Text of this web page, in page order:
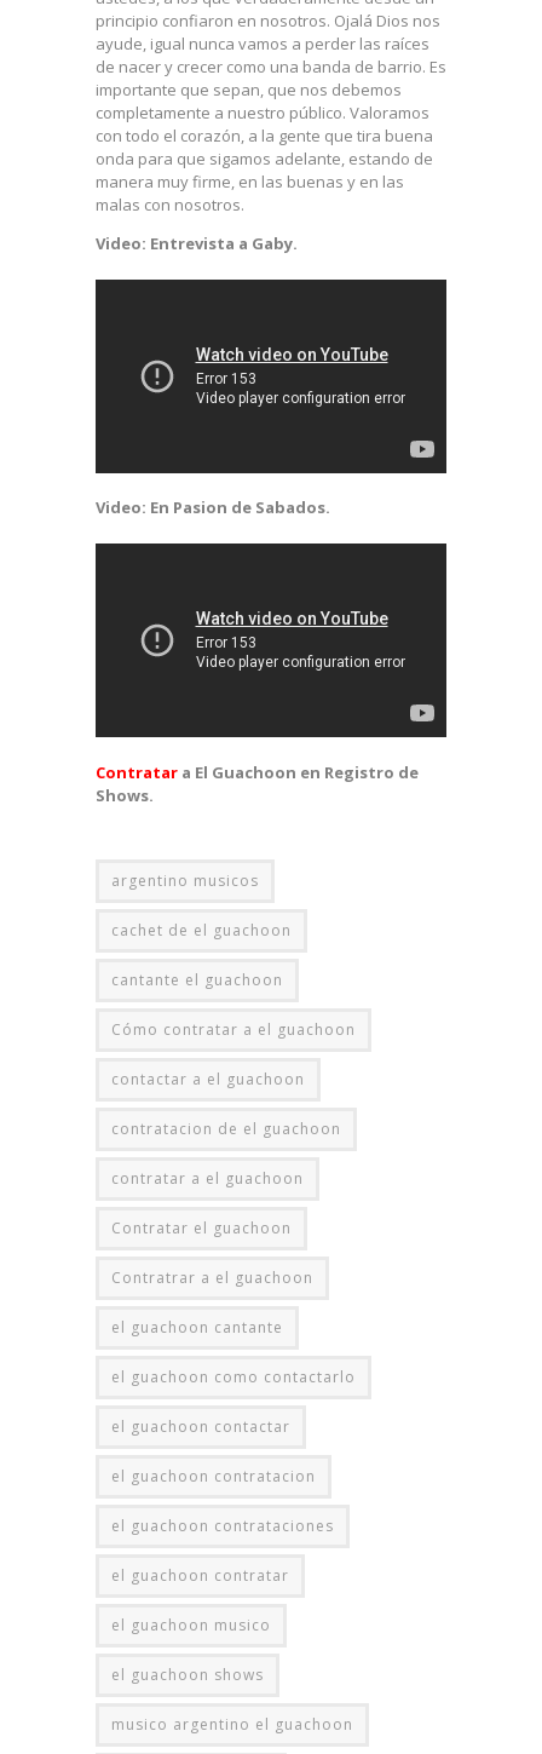
principio confiaron en nosotros. Ojalá Dios nos
ayude, igual nunca vamos a perder las raíces
de nacer y crecer como una banda de barrio. Es
importante que sepan, que nos debemos
completamente a nuestro público. Valoramos
con todo el corazón, a la gente que tira buena
onda para que sigamos adelante, estando de
manera muy firme, en las buenas y en las
malas con nosotros.
Video: Entrevista a Gaby.
Video: En Pasion de Sabados.
Contratar a El Guachoon en Registro de
Shows.
argentino musicos
cachet de el guachoon
cantante el guachoon
Cómo contratar a el guachoon
contactar a el guachoon
contratacion de el guachoon
contratar a el guachoon
Contratar el guachoon
Contratrar a el guachoon
el guachoon cantante
el guachoon como contactarlo
el guachoon contactar
el guachoon contratacion
el guachoon contrataciones
el guachoon contratar
el guachoon musico
el guachoon shows
musico argentino el guachoon